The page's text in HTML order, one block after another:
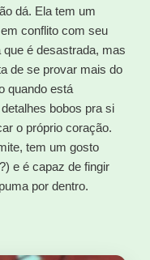
dá. Ela tem um
conflito com seu
é desastrada, mas
de se provar mais do
quando está
bobos pra si
o próprio coração.
tem um gosto
e é capaz de fingir
por dentro.